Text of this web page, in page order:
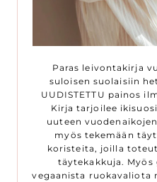
Paras leivontakirja
suloisen suolaisiin
UUDISTETTU painos
Kirja tarjoilee
uuteen
myös tekemään
koristeita, joilla
täytekakkuja.
vegaanista